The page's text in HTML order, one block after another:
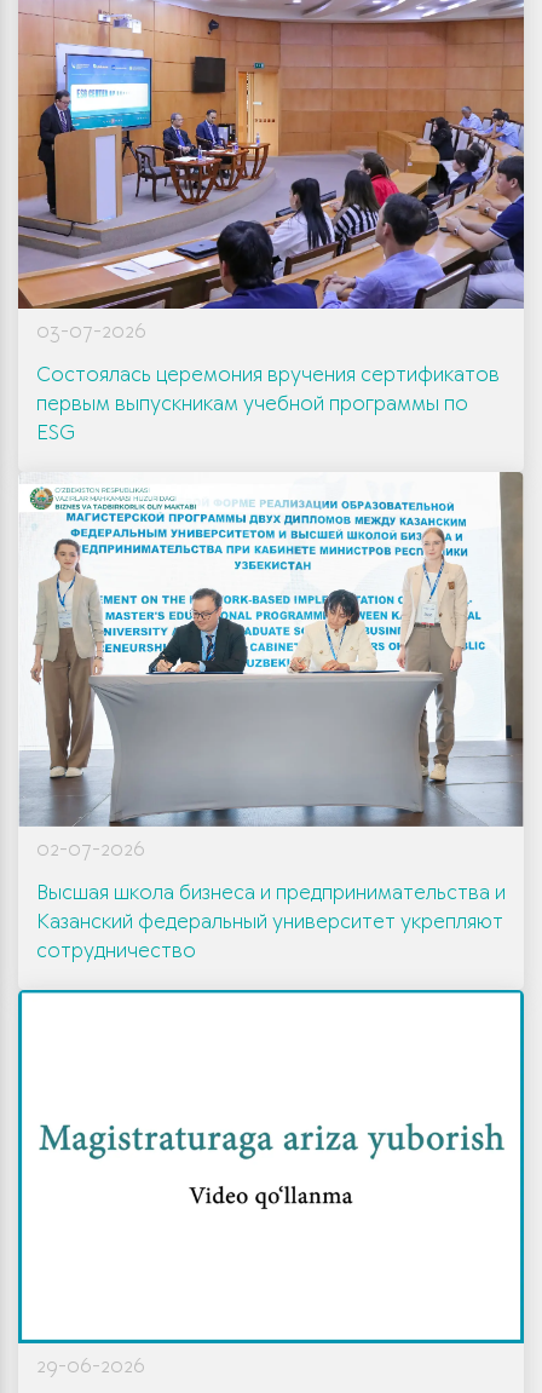
03-07-2026
Состоялась церемония вручения сертификатов
первым выпускникам учебной программы по
ESG
02-07-2026
Высшая школа бизнеса и предпринимательства и
Казанский федеральный университет укрепляют
сотрудничество
29-06-2026